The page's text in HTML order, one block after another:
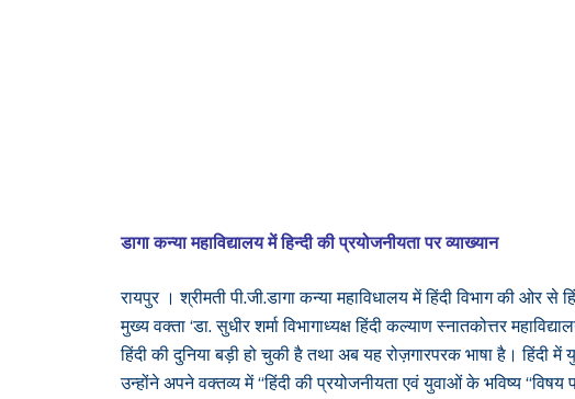
डागा कन्या महाविद्यालय में हिन्दी की प्रयोजनीयता पर व्याख्यान
रायपुर । श्रीमती पी.जी.डागा कन्या महाविधालय में हिंदी विभाग की ओर
मुख्य वक्ता ‘डा. सुधीर शर्मा विभागाध्यक्ष हिंदी कल्याण स्नातकोत्तर
हिंदी की दुनिया बड़ी हो चुकी है तथा अब यह रोज़गारपरक भाषा है। हिंदी
उन्होंने अपने वक्तव्य में “हिंदी की प्रयोजनीयता एवं युवाओं के भविष्य